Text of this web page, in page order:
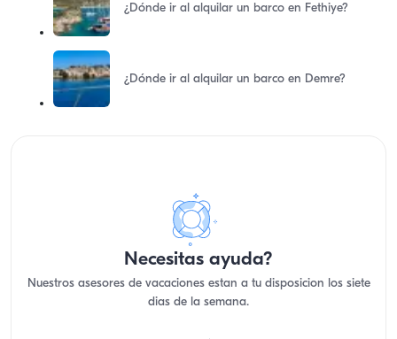
¿Dónde ir al alquilar un barco en Fethiye?
¿Dónde ir al alquilar un barco en Demre?
Necesitas ayuda?
Nuestros asesores de vacaciones estan a tu disposicion los siete
dias de la semana.